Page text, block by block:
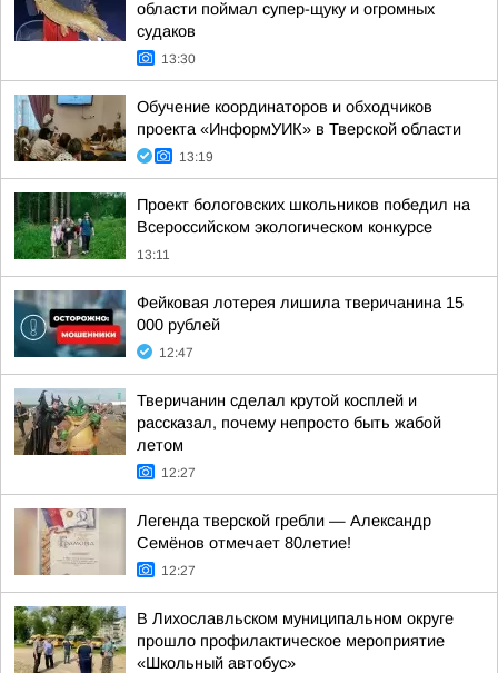
области поймал супер-щуку и огромных
судаков
13:30
Обучение координаторов и обходчиков
проекта «ИнформУИК» в Тверской области
13:19
Проект бологовских школьников победил на
Всероссийском экологическом конкурсе
13:11
Фейковая лотерея лишила тверичанина 15
000 рублей
12:47
Тверичанин сделал крутой косплей и
рассказал, почему непросто быть жабой
летом
12:27
Легенда тверской гребли — Александр
Семёнов отмечает 80летие!
12:27
В Лихославльском муниципальном округе
прошло профилактическое мероприятие
«Школьный автобус»